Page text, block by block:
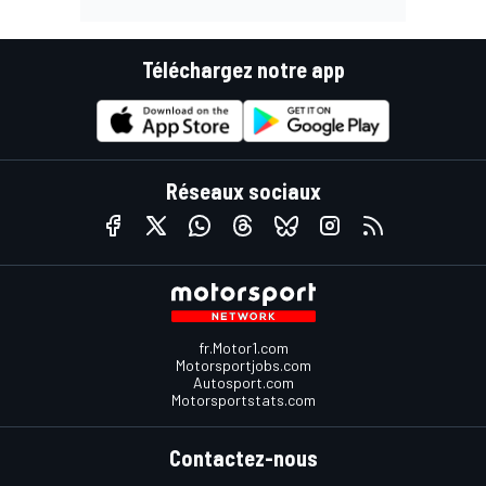
Téléchargez notre app
Réseaux sociaux
fr.Motor1.com
Motorsportjobs.com
Autosport.com
Motorsportstats.com
Contactez-nous